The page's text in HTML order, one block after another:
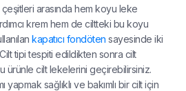
arasında hem koyu leke
krem hem de ciltteki bu koyu
kapatıcı fondöten sayesinde iki
tipi tespiti edildikten sonra cilt
ürünle cilt lekelerini geçirebilirsiniz.
yapmak sağlıklı ve bakımlı bir cilt için